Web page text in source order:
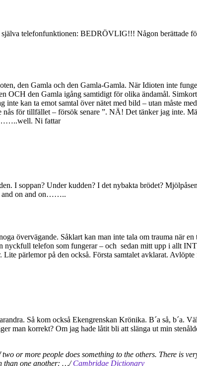
telefonfunktionen: BEDRÖVLIG!!! Någon berättade
den Gamla och den Gamla-Gamla. När Idioten inte
OCH den Gamla igång samtidigt för olika ändamål.
kan ta emot samtal över nätet med bild – utan måste
för tillfället – försök senare ”. NÄ! Det tänker jag inte.
Ni fattar
I soppan? Under kudden? I det nybakta brödet?
and on and on……..
övervägande. Såklart kan man inte tala om trauma när
telefon som fungerar – och sedan mitt upp i allt
pärlemor på den också. Första samtalet avklarat.
Så kom också Ekengrenskan Krönika. B´a så, b´a.
man korrekt? Om jag hade låtit bli att slänga ut min
or more people does something to the others. There is
than one another: …/Cambridge Dictionary